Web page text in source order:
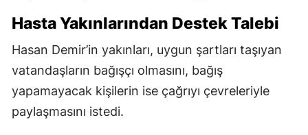
Hasta Yakınlarından Destek Talebi
Hasan Demir’in yakınları, uygun şartları taşıyan
vatandaşların bağışçı olmasını, bağış
yapamayacak kişilerin ise çağrıyı çevreleriyle
paylaşmasını istedi.